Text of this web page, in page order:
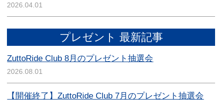
2026.04.01
プレゼント 最新記事
ZuttoRide Club 8月のプレゼント抽選会
2026.08.01
【開催終了】ZuttoRide Club 7月のプレゼント抽選会